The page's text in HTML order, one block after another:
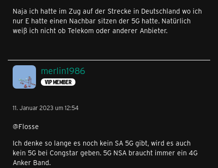
Naja ich hatte im Zug auf der Strecke in Deutschland wo ich
nur E hatte einen Nachbar sitzen der 5G hatte. Natürlich
weiß ich nicht ob Telekom oder anderer Anbieter.
merlin1986
VIP MEMBER
11. Januar 2023 um 12:54
@Flosse
Ich denke so lange es noch kein SA 5G gibt, wird es auch
kein 5G bei Congstar geben. 5G NSA braucht immer ein 4G
Anker Band.